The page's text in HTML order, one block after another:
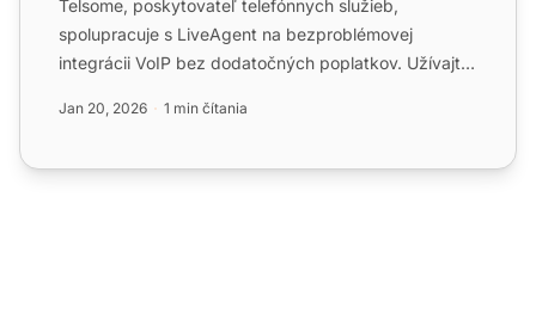
Telsome, poskytovateľ telefónnych služieb,
spolupracuje s LiveAgent na bezproblémovej
integrácii VoIP bez dodatočných poplatkov. Užívajte
Jan 20, 2026 1 min čítania